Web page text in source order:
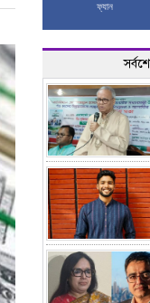
ফ্যান